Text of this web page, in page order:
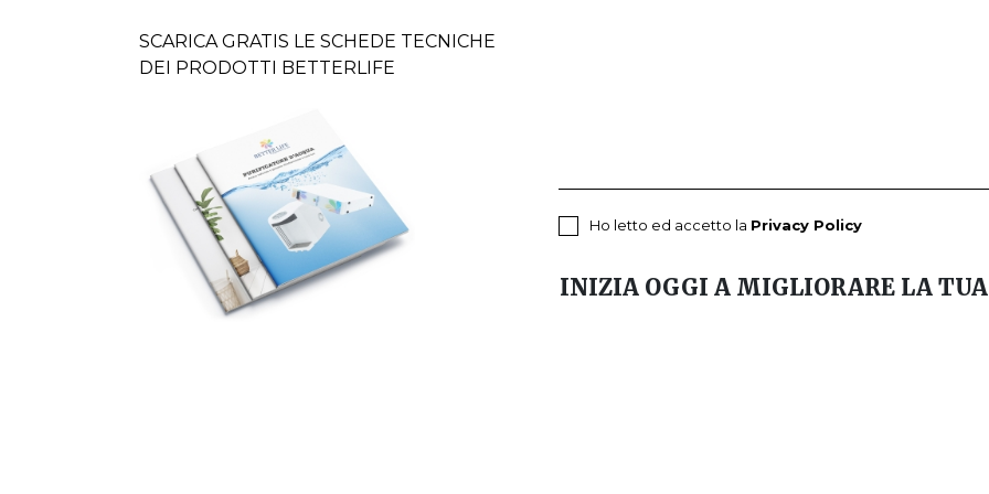
SCARICA GRATIS LE SCHEDE TECNICHE
DEI PRODOTTI BETTERLIFE
Ho letto ed accetto la Privacy Policy
INIZIA OGGI A MIGLIORARE LA